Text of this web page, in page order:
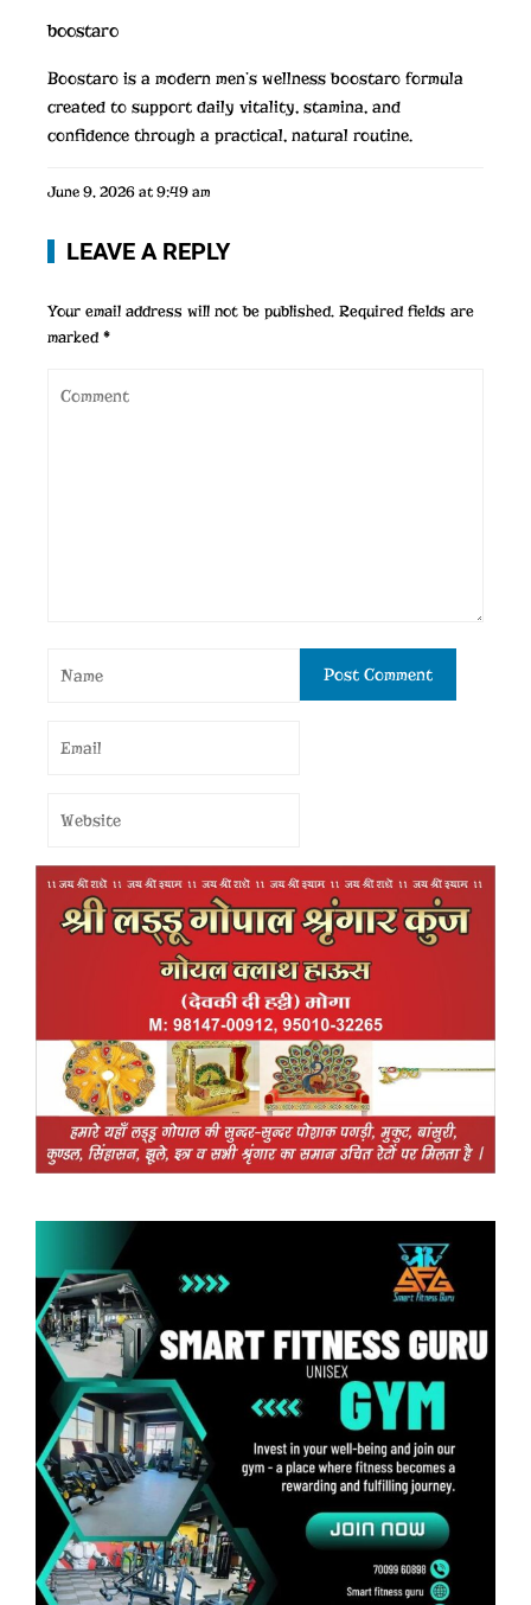
boostaro
Boostaro is a modern men’s wellnessboostaro formula
created to support daily vitality, stamina, and
confidence through a practical, natural routine.
June 9, 2026 at 9:49 am
LEAVE A REPLY
Your email address will not be published. Required fields are
marked*